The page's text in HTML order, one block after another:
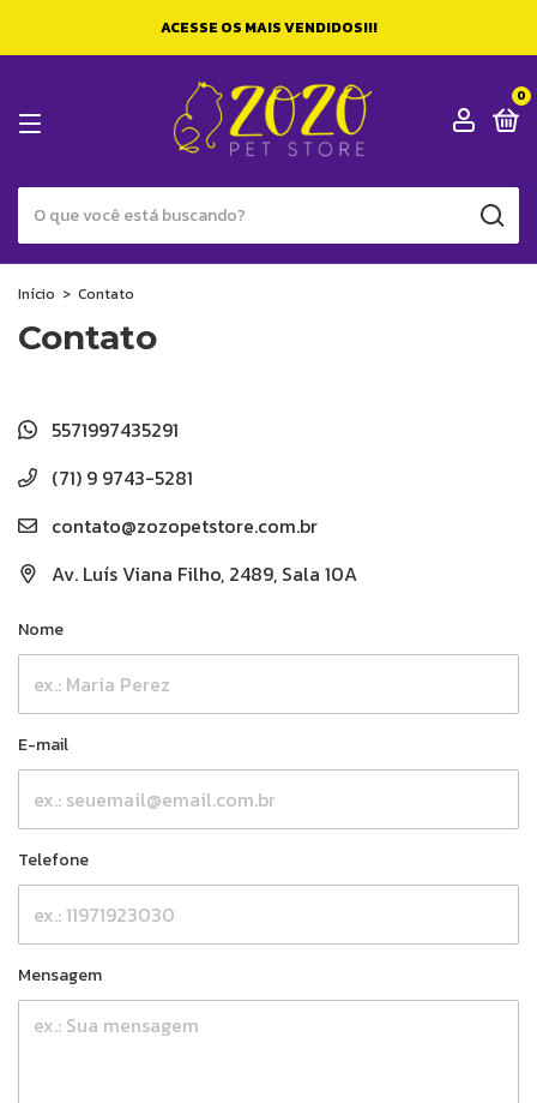
ACESSE OS MAIS VENDIDOS!!!
0
Início > Contato
Contato
5571997435291
(71) 9 9743-5281
contato@zozopetstore.com.br
Av. Luís Viana Filho, 2489, Sala 10A
Nome
E-mail
Telefone
Mensagem